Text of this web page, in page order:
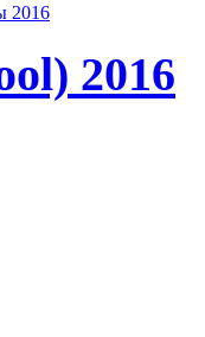
2016
2016